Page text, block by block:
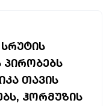
ᲞᲘᲠᲝᲑᲔᲑᲡ
ᲗᲐᲕᲘᲡ
ᲰᲝᲠᲛᲣᲖᲘᲡ